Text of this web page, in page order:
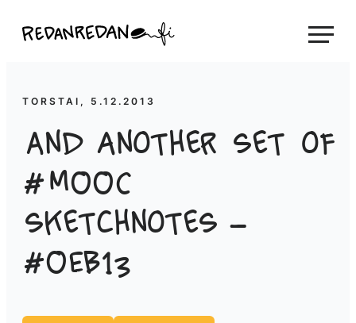
suoraan
Linda Saukko-Rauta, Redanredan Oy
piirrosvideoita
TORSTAI, 5.12.2013
And another set of
#MOOC
sketchnotes –
#OEB13